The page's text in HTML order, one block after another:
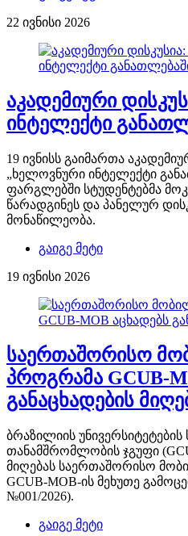
22 ივნისი 2026
აკადემიური
ინტელექტი
19 ივნისს გაიმართა
„ხელოვნური ინტელექტი
ფარგლებში სტუდენტებმა
წარადგინეს და პანელურ
მონაწილეობა.
გაიგე მეტი
19 ივნისი 2026
საერთაშორისო
პროგრამა GCUB-
განაცხადების
ბრაზილიის
თანამშრომლობის ჯგუფი
მიღებას საერთაშორისო
GCUB-MOB-ის მეხუთე
№001/2026).
გაიგე მეტი